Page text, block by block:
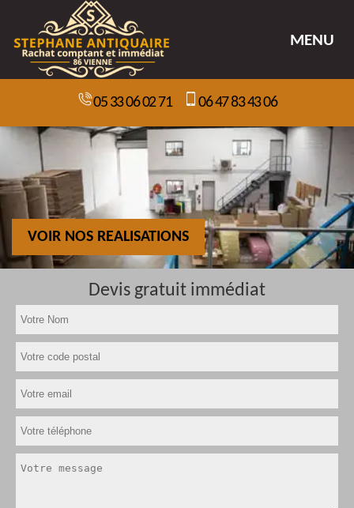
MENU
05 33 06 02 71 06 47 83 43 06
VOIR NOS REALISATIONS
Devis gratuit immédiat